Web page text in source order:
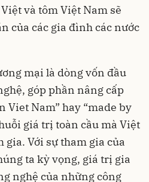
và tôm Việt Nam sẽ
của các gia đình các nước
mại là dòng vốn đầu
góp phần nâng cấp
Viet Nam” hay “made by
giá trị toàn cầu mà Việt
gia. Với sự tham gia của
ta kỳ vọng, giá trị gia
nghệ của những công